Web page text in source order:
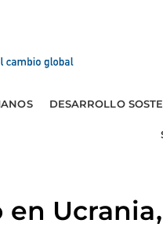
DESARROLLO